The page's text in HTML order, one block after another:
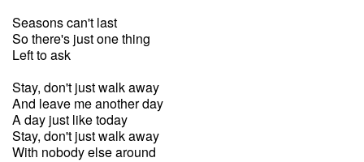
Seasons can't last
So there's just one thing
Left to ask
Stay, don't just walk away
And leave me another day
A day just like today
Stay, don't just walk away
With nobody else around